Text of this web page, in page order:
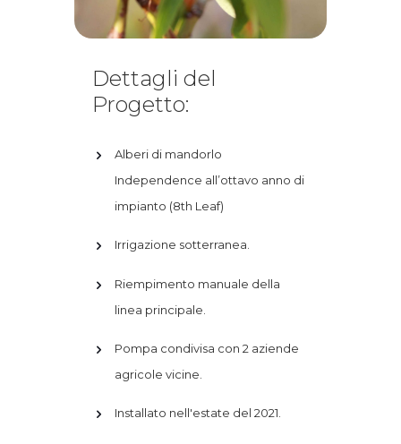
Dettagli del
Progetto:
Alberi di mandorlo
Independence all’ottavo anno di
impianto (8th Leaf)
Irrigazione sotterranea.
Riempimento manuale della
linea principale.
Pompa condivisa con 2 aziende
agricole vicine.
Installato nell'estate del 2021.